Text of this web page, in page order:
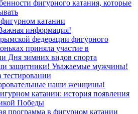
фигурного катания, которые
катании
информация!
федерации фигурного
приняла участие в
Дня зимних видов спорта
защитники! Уважаемые мужчины!
наши женщины!
катании: история появления
Победы
программа в фигурном катании